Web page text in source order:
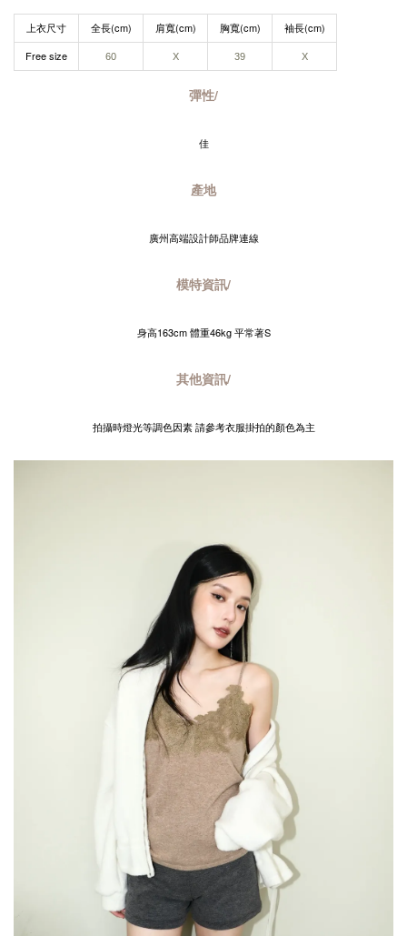
上衣尺寸 全長(cm) 肩寬(cm) 胸寬(cm)
袖長(cm)
Free size
60​ X 39 X
彈性/
佳
產地
廣州高端設計師品牌連線
模特資訊/
身高163cm 體重46kg 平常著S
其他資訊/
拍攝時燈光等調色因素 請參考衣服掛拍的顏色為主